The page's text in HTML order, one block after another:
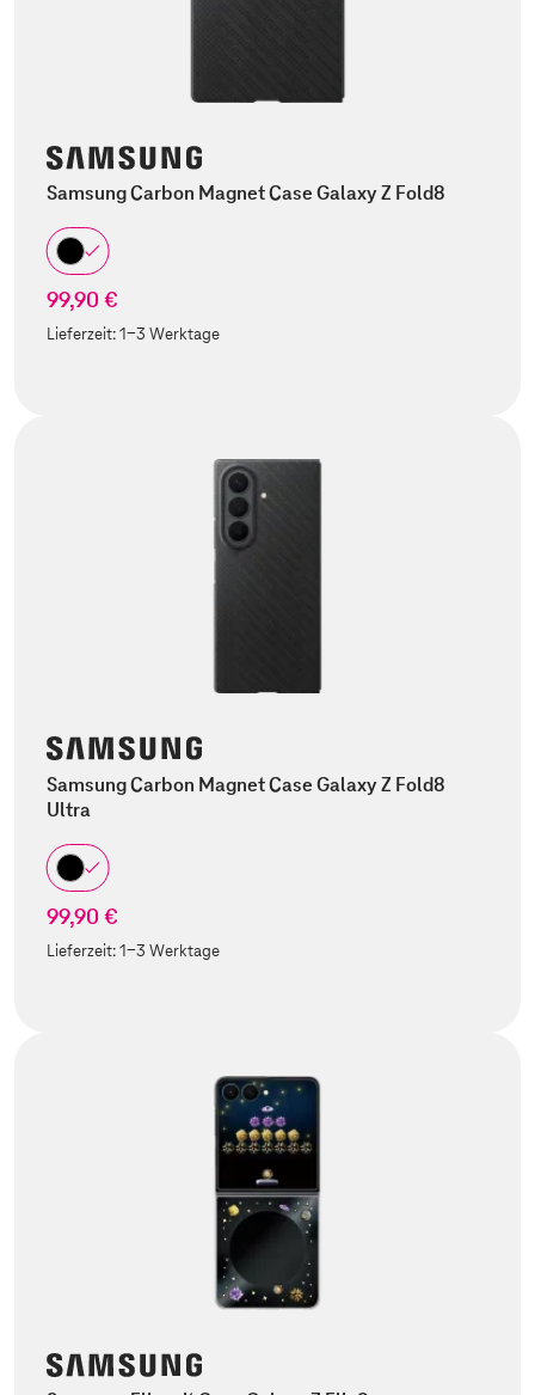
Samsung Carbon Magnet Case Galaxy Z Fold8
99,90 €
Lieferzeit:1-3 Werktage
Samsung Carbon Magnet Case Galaxy Z Fold8
Ultra
99,90 €
Lieferzeit:1-3 Werktage